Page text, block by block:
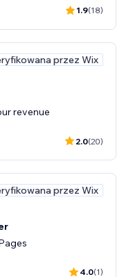
1.9(18)
przez Wix
revenue
2.0(20)
przez Wix
4.0(1)